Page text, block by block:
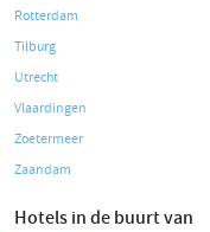
Rotterdam
Tilburg
Utrecht
Vlaardingen
Zoetermeer
Zaandam
Hotels in de buurt van